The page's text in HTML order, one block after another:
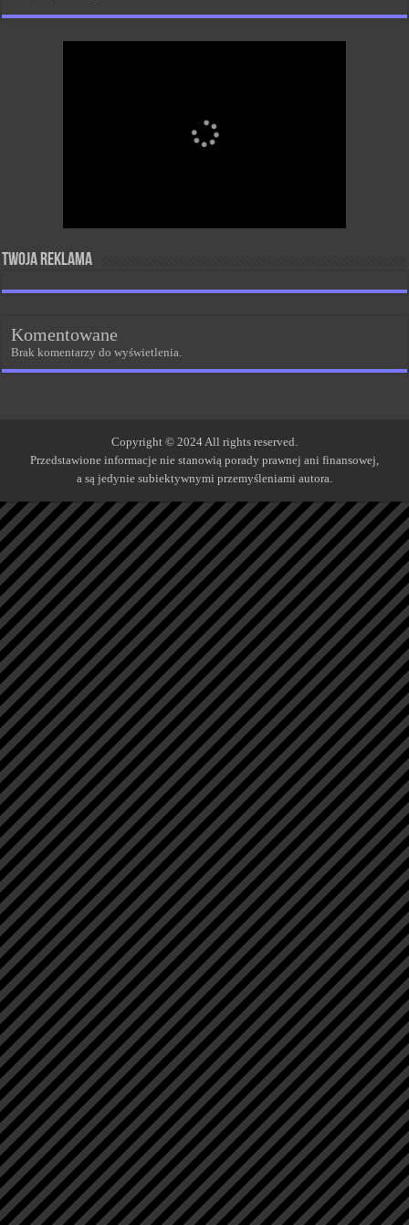
Twoja reklama
Komentowane
Brak komentarzy do wyświetlenia.
Copyright © 2024 All rights reserved.
Przedstawione informacje nie stanowią porady prawnej ani finansowej,
a są jedynie subiektywnymi przemyśleniami autora.